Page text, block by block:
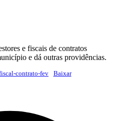
e fiscais de contratos
e dá outras providências.
contrato-fev Baixar